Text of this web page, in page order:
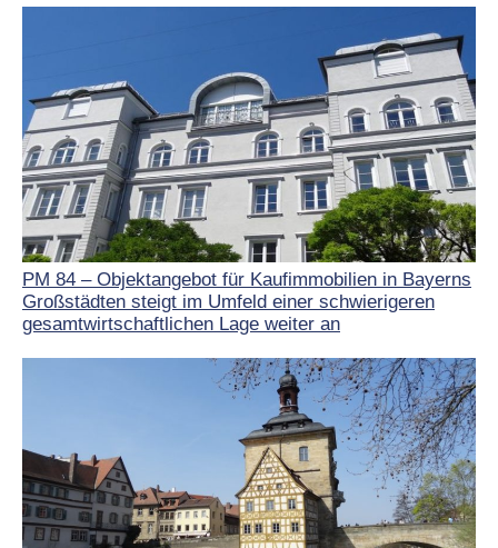
PM 84 – Objektangebot für Kaufimmobilien in Bayerns
Großstädten steigt im Umfeld einer schwierigeren
gesamtwirtschaftlichen Lage weiter an